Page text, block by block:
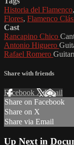
Historia del Flamenco,
Flores, Flamenco
Cast
Rancapino Chico
Antonio Higuero
Rafael Romero
Share with friends
Facebook XEmail
Share on Facebook
Share on X
Share via Email
Up Next in